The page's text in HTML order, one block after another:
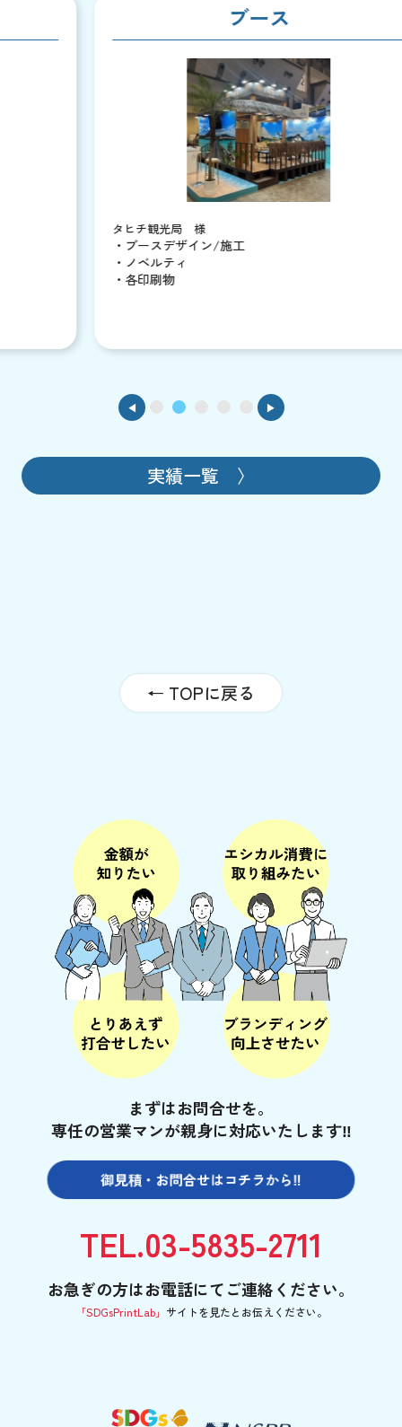
ブース
タヒチ観光局 様
・ブースデザイン/施工
・ノベルティ
・各印刷物
◀ ▶
1 2 3 4 5
実績一覧 〉
← TOPに戻る
まずはお問合せを。
専任の営業マンが親身に対応いたします‼
御見積・お問合せはコチラから‼
お急ぎの方はお電話にてご連絡ください。
TEL.03-5835-2711
「SDGsPrintLab」 サイトを見たと お伝えください。